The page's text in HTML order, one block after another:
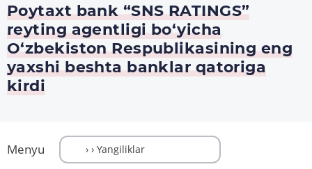
Poytaxt bank “SNS RATINGS”
reyting agentligi bo‘yicha
O‘zbekiston Respublikasining eng
yaxshi beshta banklar qatoriga
kirdi
Menyu